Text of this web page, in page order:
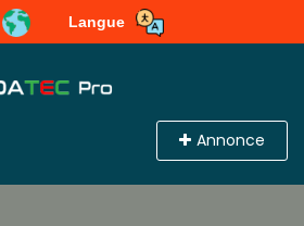
Langue
Annonce